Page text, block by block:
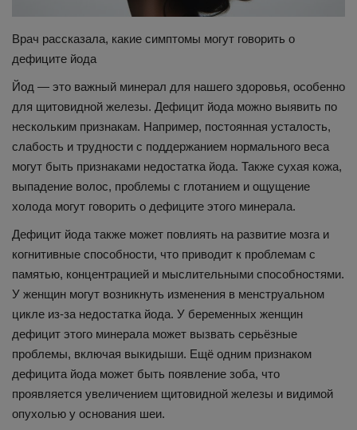
Врач рассказала, какие симптомы могут говорить о
дефиците йода
Йод — это важный минерал для нашего здоровья, особенно
для щитовидной железы. Дефицит йода можно выявить по
нескольким признакам. Например, постоянная усталость,
слабость и трудности с поддержанием нормального веса
могут быть признаками недостатка йода. Также сухая кожа,
выпадение волос, проблемы с глотанием и ощущение
холода могут говорить о дефиците этого минерала.
Дефицит йода также может повлиять на развитие мозга и
когнитивные способности, что приводит к проблемам с
памятью, концентрацией и мыслительными способностями.
У женщин могут возникнуть изменения в менструальном
цикле из-за недостатка йода. У беременных женщин
дефицит этого минерала может вызвать серьёзные
проблемы, включая выкидыши. Ещё одним признаком
дефицита йода может быть появление зоба, что
проявляется увеличением щитовидной железы и видимой
опухолью у основания шеи.